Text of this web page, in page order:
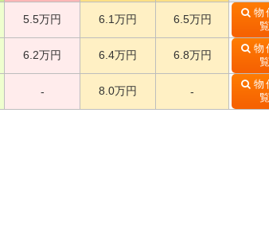
5.5万円 6.1万円 6.5万円
物
覧
6.2万円 6.4万円 6.8万円
物
覧
- 8.0万円 -
物
覧